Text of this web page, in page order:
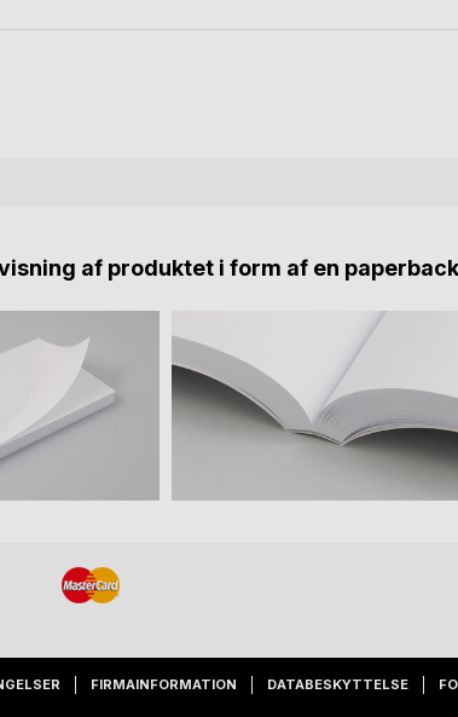
af produktet i form af en
FIRMAINFORMATION DATABESKYTTELSE